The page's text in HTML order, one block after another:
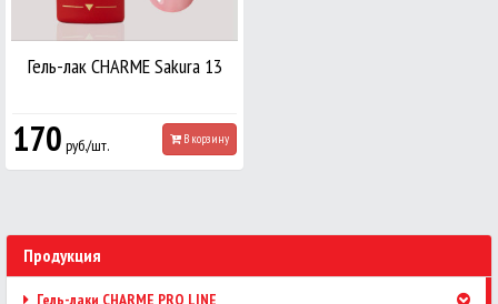
Гель-лак CHARME Sakura 13
170 руб./шт. В корзину
Продукция
Гель-лаки CHARME PRO LINE